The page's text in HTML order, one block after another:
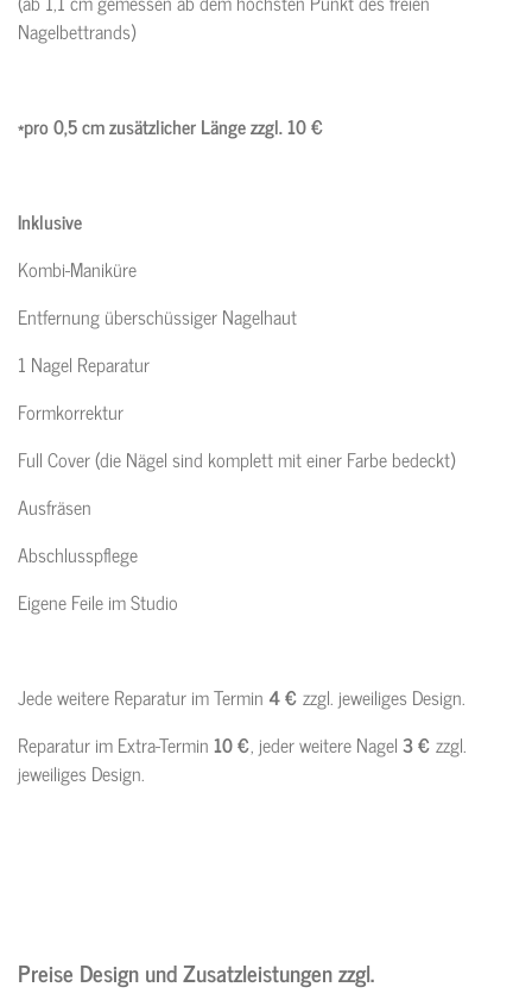
Nagelbettrands)
*pro 0,5 cm zusätzlicher Länge zzgl. 10 €
Inklusive
Kombi-Maniküre
Entfernung überschüssiger Nagelhaut
1 Nagel Reparatur
Formkorrektur
Full Cover (die Nägel sind komplett mit einer Farbe bedeckt)
Ausfräsen
Abschlusspflege
Eigene Feile im Studio
Jede weitere Reparatur im Termin 4 €zzgl. jeweiliges Design.
Reparatur im Extra-Termin10 €, jeder weitere Nagel3 €zzgl.
jeweiliges Design.
Preise Design und Zusatzleistungen zzgl.